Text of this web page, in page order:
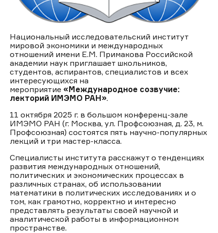
Национальный исследовательский институт
мировой экономики и международных
отношений имени Е.М. Примакова Российской
академии наук приглашает школьников,
студентов, аспирантов, специалистов и всех
интересующихся на
мероприятие «Международное созвучие:
лекторий ИМЭМО РАН».
11 октября 2025 г. в большом конференц-зале
ИМЭМО РАН (г. Москва, ул. Профсоюзная, д. 23, м.
Профсоюзная) состоятся пять научно-популярных
лекций и три мастер-класса.
Специалисты института расскажут о тенденциях
развития международных отношений,
политических и экономических процессах в
различных странах, об использовании
математики в политических исследованиях и о
том, как грамотно, корректно и интересно
представлять результаты своей научной и
аналитической работы в информационном
пространстве.